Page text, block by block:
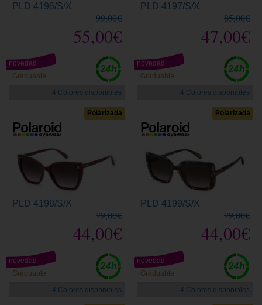
PLD 4196/S/X
99,00€
55,00€
Graduable
novedad
4 Colores disponibles
PLD 4197/S/X
85,00€
47,00€
Graduable
novedad
4 Colores disponibles
Polarizada
PLD 4198/S/X
79,00€
44,00€
Graduable
novedad
4 Colores disponibles
Polarizada
PLD 4199/S/X
79,00€
44,00€
Graduable
novedad
4 Colores disponibles